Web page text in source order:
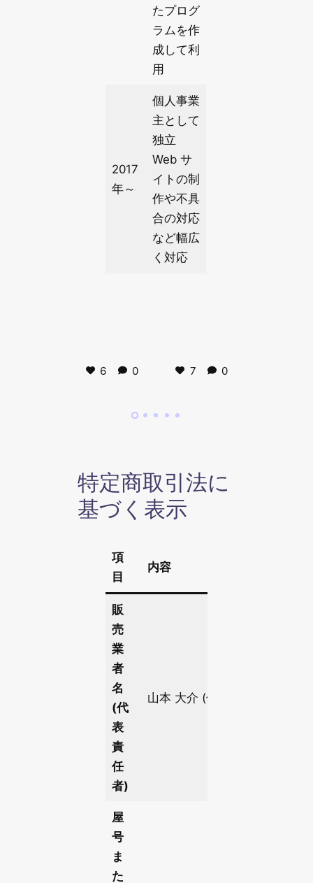
たプログ
ラムを作
成して利
用
2017
年～
個人事業
主として
独立
Web サ
イトの制
作や不具
合の対応
など幅広
く対応
6 0 7 0
特定商取引法に
基づく表示
項
目
内容
販
売
業
者
名
(代
表
責
任
者)
山本 大介 (個人事業主)
屋
号
ま
た